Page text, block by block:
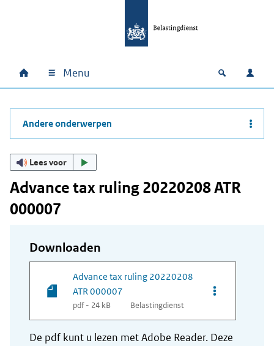
Hoofdnavigatie
Home Menu Open
Andere onderwerpen
Lees voor
Advance tax ruling 20220208 ATR
000007
Downloaden
Advance tax ruling 20220208
ATR 000007
pdf - 24 kB Belastingdienst
Opties van
De pdf kunt u lezen met Adobe Reader. Deze